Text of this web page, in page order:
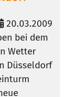
20.03.2009
bei dem
Wetter
Düsseldorf